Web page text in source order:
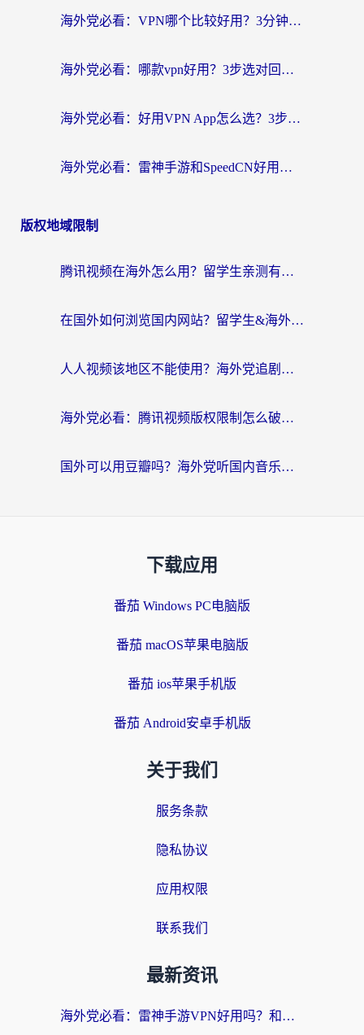
海外党必看：VPN哪个比较好用？3分钟找到适合你的回国加速方案
海外党必看：哪款vpn好用？3步选对回国加速器，无缝刷剧玩游戏
海外党必看：好用VPN App怎么选？3步教你无缝访问国内资源
海外党必看：雷神手游和SpeedCN好用吗？3招选对回国加速器无缝刷国内资源
版权地域限制
腾讯视频在海外怎么用？留学生亲测有效的回国加速器攻略
在国外如何浏览国内网站？留学生&海外华人的无缝访问指南
人人视频该地区不能使用？海外党追剧看片的终极解决方案来了
海外党必看：腾讯视频版权限制怎么破？3步让你轻松追剧
国外可以用豆瓣吗？海外党听国内音乐听书的实用指南
下载应用
番茄 Windows PC电脑版
番茄 macOS苹果电脑版
番茄 ios苹果手机版
番茄 Android安卓手机版
关于我们
服务条款
隐私协议
应用权限
联系我们
最新资讯
海外党必看：雷神手游VPN好用吗？和天速回国VPN对比哪个回国效果更好？附实用加速器选择指南